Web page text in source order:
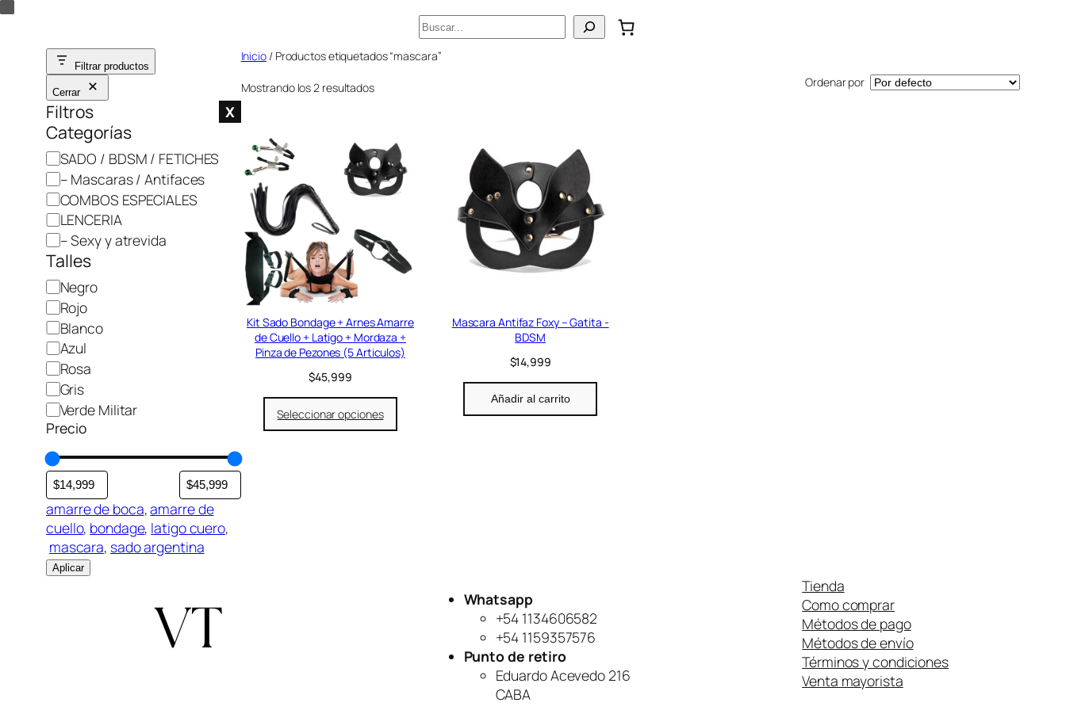
Saltar
contenido
Buscar
Filtrar productos
Cerrar
Filtros X
Categorías
C
a
t
e
g
o
í
a
SADO / BDSM / FETICHES
– Mascaras / Antifaces
COMBOS ESPECIALES
LENCERIA
– Sexy y atrevida
Talles
C
o
l
o
r
Negro
Rojo
Blanco
Azul
Rosa
Gris
Verde Militar
Precio
amarre de boca, amarre de
cuello, bondage, latigo cuero,
mascara, sado argentina
Aplicar
Inicio / Productos etiquetados “mascara”
Mostrando los 2 resultados Ordenar por
Kit Sado Bondage + Arnes Amarre
de Cuello + Latigo + Mordaza +
Pinza de Pezones (5 Articulos)
$45,999
Seleccionar opciones
Mascara Antifaz Foxy – Gatita -
BDSM
$14,999
Añadir al carrito
Whatsapp
+54 1134606582
+54 1159357576
Punto de retiro
Eduardo Acevedo 216
CABA
Tienda
Como comprar
Métodos de pago
Métodos de envío
Términos y condiciones
Venta mayorista